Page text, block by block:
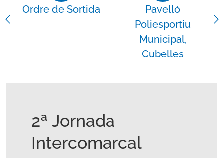
Ordre de Sortida
Pavelló
Poliesportiu
Municipal,
Cubelles
2ª Jornada
Intercomarcal